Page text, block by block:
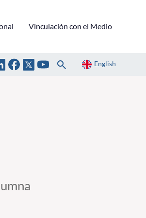
Vinculación con el Medio
English